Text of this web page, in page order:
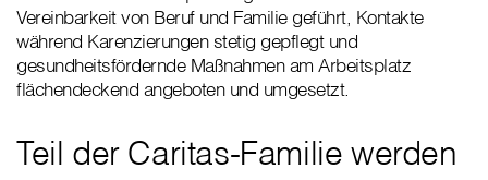
Vereinbarkeit von Beruf und Familie geführt, Kontakte
während Karenzierungen stetig gepflegt und
gesundheitsfördernde Maßnahmen am Arbeitsplatz
flächendeckend angeboten und umgesetzt.
Teil der Caritas-Familie werden